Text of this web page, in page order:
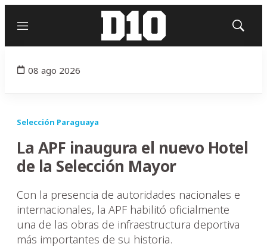
Menú
Mostrar
08 ago 2026
Selección Paraguaya
La APF inaugura el nuevo Hotel
de la Selección Mayor
Con la presencia de autoridades nacionales e
internacionales, la APF habilitó oficialmente
una de las obras de infraestructura deportiva
más importantes de su historia.